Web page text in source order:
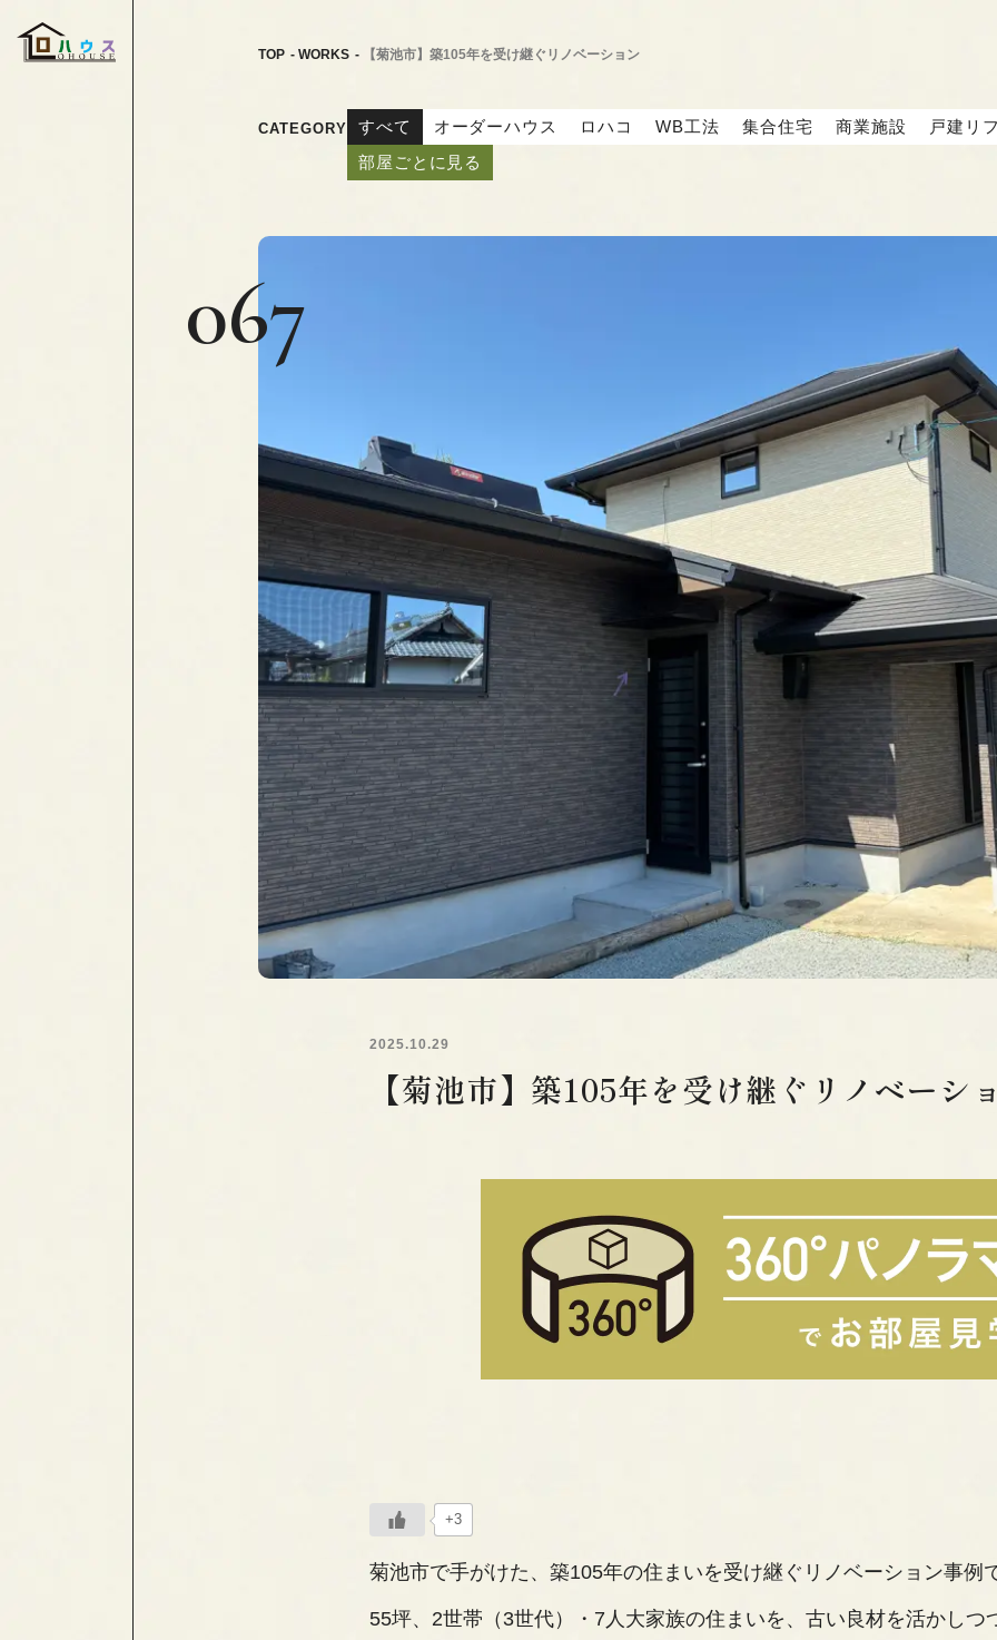
TOP WORKS 【菊池市】築105年を受け継ぐリノベーション
CATEGORY すべて オーダーハウス ロハコ WB工法 集合住宅 商業施設
戸建リ
部屋ごとに見る
067
2025.10.29
【菊池市】築105年を受け継ぐリノベーシ
+3
菊池市で手がけた、築105年の住まいを受け継ぐリノベーション事例
55坪、2世帯（3世代）・7人大家族の住まいを、古い良材を活かしつ